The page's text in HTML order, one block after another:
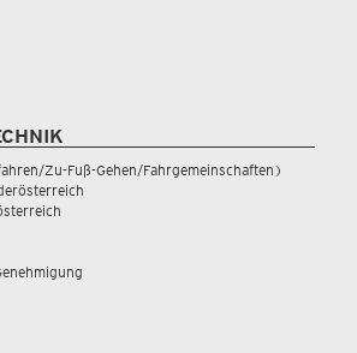
Zu-Fuß-Gehen/Fahrgemeinschaften)